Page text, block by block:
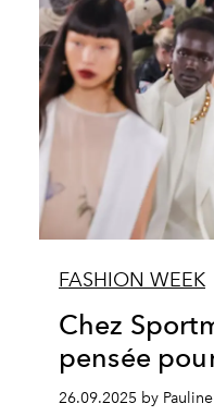
FASHION WEEK
Chez
pensée
26.09.2025 by